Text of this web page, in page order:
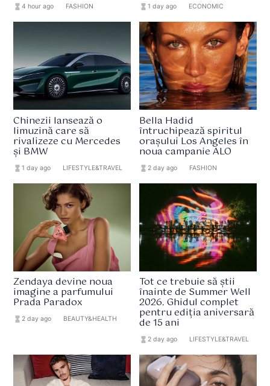
hourglass_full4 hour ago FASHION hourglass_full 1 day ago ECONOMIC
Chinezii lansează o
limuzină care să
rivalizeze cu Mercedes
și BMW
hourglass_full1 day ago LIFESTYLE&TRAVEL
Bella Hadid
întruchipează spiritul
orașului Los Angeles în
noua campanie ALO
hourglass_full 2 day ago FASHION
Zendaya devine noua
imagine a parfumului
Prada Paradox
hourglass_full 2 day ago BEAUTY&HEALTH
Tot ce trebuie să știi
înainte de Summer Well
2026. Ghidul complet
pentru ediția aniversară
de 15 ani
hourglass_full 2 day ago LIFESTYLE&TRAVEL